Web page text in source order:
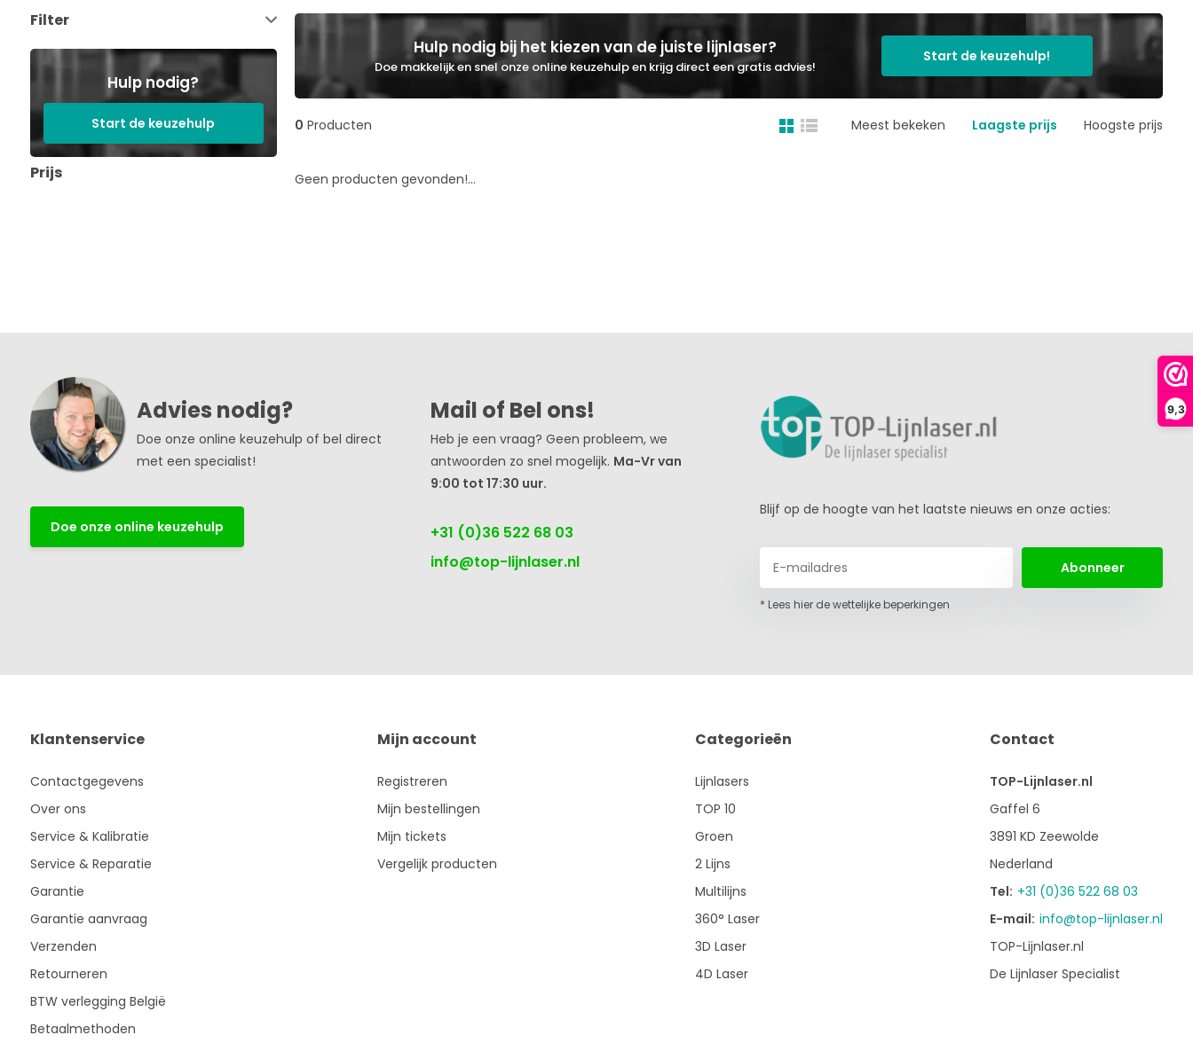
9,3
Filter
Hulp nodig?
Start de keuzehulp
Prijs
Hulp nodig bij het kiezen van de juiste lijnlaser?
Doe makkelijk en snel onze online keuzehulp en krijg direct een gratis advies!
Start de keuzehulp!
0 Producten Meest bekeken Laagste prijs Hoogste prijs
Geen producten gevonden!...
Advies nodig?
Doe onze online keuzehulp of bel direct
met een specialist!
Doe onze online keuzehulp
Mail of Bel ons!
Heb je een vraag? Geen probleem, we
antwoorden zo snel mogelijk. Ma-Vr van
9:00 tot 17:30 uur.
+31 (0)36 522 68 03
info@top-lijnlaser.nl
Blijf op de hoogte van het laatste nieuws en onze acties:
Abonneer
* Lees hier de wettelijke beperkingen
Klantenservice
Contactgegevens
Over ons
Service & Kalibratie
Service & Reparatie
Garantie
Garantie aanvraag
Verzenden
Retourneren
BTW verlegging België
Betaalmethoden
Mijn account
Registreren
Mijn bestellingen
Mijn tickets
Vergelijk producten
Categorieën
Lijnlasers
TOP 10
Groen
2 Lijns
Multilijns
360° Laser
3D Laser
4D Laser
Contact
TOP-Lijnlaser.nl
Gaffel 6
3891 KD Zeewolde
Nederland
Tel: +31 (0)36 522 68 03
E-mail: info@top-lijnlaser.nl
TOP-Lijnlaser.nl
De Lijnlaser Specialist